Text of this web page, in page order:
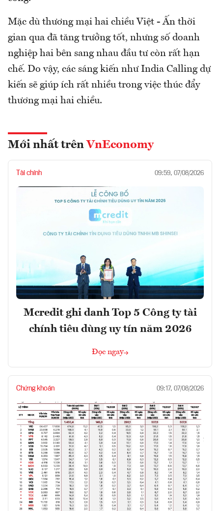
Mặc dù thương mại hai chiều Việt - Ấn thời
gian qua đã tăng trưởng tốt, nhưng số doanh
nghiệp hai bên sang nhau đầu tư còn rất hạn
chế. Do vậy, các sáng kiến như India Calling dự
kiến sẽ giúp ích rất nhiều trong việc thúc đẩy
thương mại hai chiều.
Mới nhất trên VnEconomy
Tài chính 09:59, 07/08/2026
Mcredit ghi danh Top 5 Công ty tài
chính tiêu dùng uy tín năm 2026
Đọc ngay
Chứng khoán 09:17, 07/08/2026